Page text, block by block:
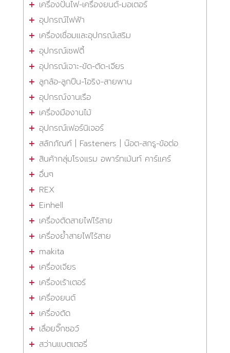
เครื่องปั่นไฟ-เครื่องยนต์-มอเตอร์
อุปกรณ์ไฟฟ้า
เครื่องเชื่อมและอุปกรณ์เสริม
อุปกรณ์เซฟตี้
อุปกรณ์เจาะ-ขัด-ตัด-เจียร
ลูกล้อ-ลูกปืน-โอริง-สายพาน
อุปกรณ์งานเรือ
เครื่องมืองานไม้
อุปกรณ์เฟอร์นิเจอร์
สลักภัณฑ์ | Fasteners | น๊อต-สกรู-ข้อต่อ
สินค้ากลุ่มโรงแรม อพาร์ทเม้นท์ คาร์แคร์
อื่นๆ
REX
Einhell
เครื่องตัดสายไฟไร้สาย
เครื่องย้ำสายไฟไร้สาย
makita
เครื่องเจียร
เครื่องเร้าเตอร์
เครื่องยนต์
เครื่องตัด
เลื่อยจิ๊กซอว์
สว่านแบตเตอรี่